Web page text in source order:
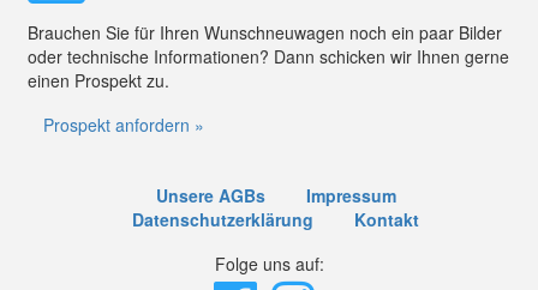
Brauchen Sie für Ihren Wunschneuwagen noch ein paar Bilder
oder technische Informationen? Dann schicken wir Ihnen gerne
einen Prospekt zu.
Prospekt anfordern »
Unsere AGBs
Impressum
Datenschutzerklärung
Kontakt
Folge uns auf: